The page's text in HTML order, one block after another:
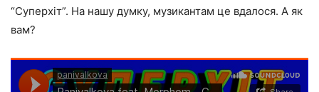
“Суперхіт”. На нашу думку, музикантам це вдалося. А як
вам?